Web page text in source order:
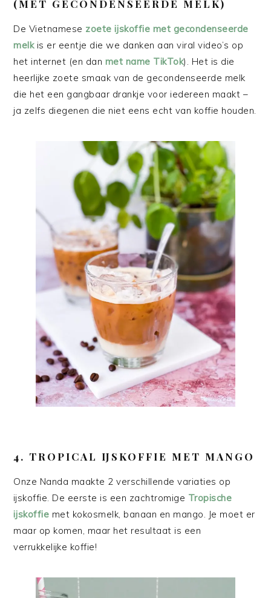
(MET GECONDENSEERDE MELK)
De Vietnamese zoete ijskoffie met gecondenseerde
melkis er eentje die we danken aan viral video’s op
het internet (en dan met name TikTok). Het is die
heerlijke zoete smaak van de gecondenseerde melk
die het een gangbaar drankje voor iedereen maakt –
ja zelfs diegenen die niet eens echt van koffie houden.
4. TROPICAL IJSKOFFIE MET MANGO
Onze Nanda maakte 2 verschillende variaties op
ijskoffie. De eerste is een zachtromige Tropische
ijskoffie met kokosmelk, banaan en mango. Je moet er
maar op komen, maar het resultaat is een
verrukkelijke koffie!